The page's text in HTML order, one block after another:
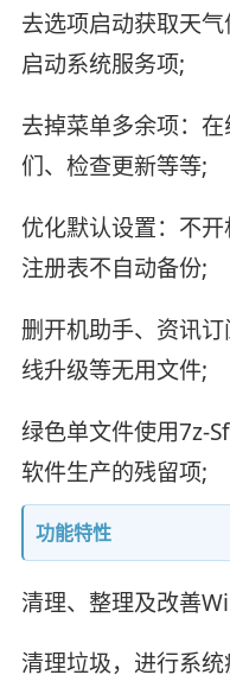
去选项启动获取天
启动系统服务项;
去掉菜单多余项：
们、检查更新等等;
优化默认设置：不
注册表不自动备份;
删开机助手、资讯
线升级等无用文件;
绿色单文件使用7z-
软件生产的残留项;
功能特性
清理、整理及改善
清理垃圾，进行系统